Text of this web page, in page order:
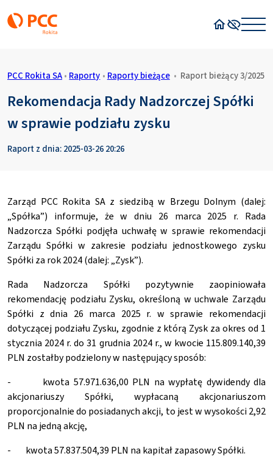
PCC Rokita SA • Raporty • Raporty bieżące • Raport bieżący 3/2025
Rekomendacja Rady Nadzorczej Spółki
w sprawie podziału zysku
Raport z dnia: 2025-03-26 20:26
Zarząd PCC Rokita SA z siedzibą w Brzegu Dolnym (dalej:
„Spółka”) informuje, że w dniu 26 marca 2025 r. Rada
Nadzorcza Spółki podjęła uchwałę w sprawie rekomendacji
Zarządu Spółki w zakresie podziału jednostkowego zysku
Spółki za rok 2024 (dalej: „Zysk”).
Rada Nadzorcza Spółki pozytywnie zaopiniowała
rekomendację podziału Zysku, określoną w uchwale Zarządu
Spółki z dnia 26 marca 2025 r. w sprawie rekomendacji
dotyczącej podziału Zysku, zgodnie z którą Zysk za okres od 1
stycznia 2024 r. do 31 grudnia 2024 r., w kwocie 115.809.140,39
PLN zostałby podzielony w następujący sposób:
- kwota 57.971.636,00 PLN na wypłatę dywidendy dla
akcjonariuszy Spółki, wypłacaną akcjonariuszom
proporcjonalnie do posiadanych akcji, to jest w wysokości 2,92
PLN na jedną akcję,
- kwota 57.837.504,39 PLN na kapitał zapasowy Spółki.